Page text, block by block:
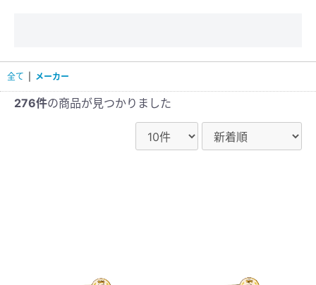
全て メーカー
276件の商品が見つかりました